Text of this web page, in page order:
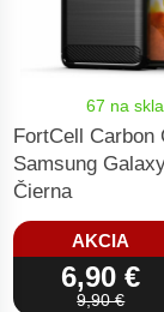
67 na
FortCell Carbon
Samsung
Čierna
AKCIA
6,90 €
9,90 €